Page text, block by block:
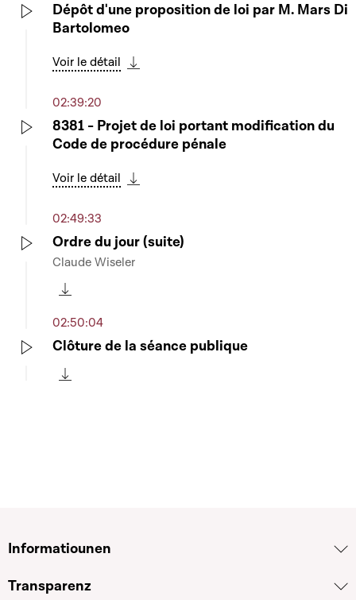
Dépôt d'une proposition de loi par M. Mars Di
Bartolomeo
Voir le détail
02:39:20
8381 - Projet de loi portant modification du
Code de procédure pénale
Voir le détail
02:49:33
Ordre du jour (suite)
Claude Wiseler
02:50:04
Clôture de la séance publique
Informatiounen
Transparenz